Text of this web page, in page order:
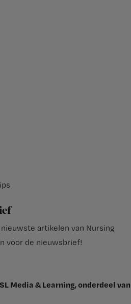
artikelen van Nursing
voor de nieuwsbrief!
Media & Learning, onderdeel van